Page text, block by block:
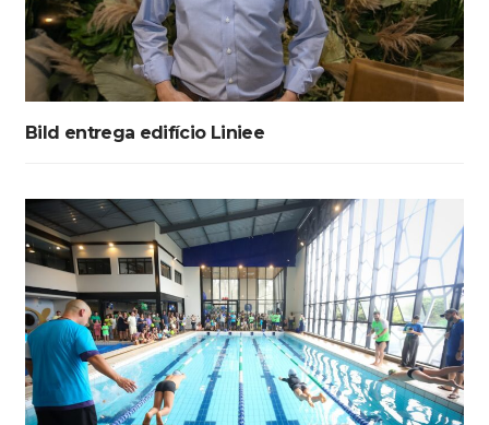
Bild entrega edifício Liniee